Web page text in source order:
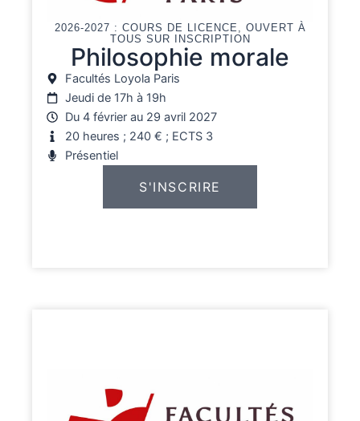
2026-2027 : COURS DE LICENCE, OUVERT À
TOUS SUR INSCRIPTION
Philosophie morale
Facultés Loyola Paris
Jeudi de 17h à 19h
Du 4 février au 29 avril 2027
20 heures ; 240 € ; ECTS 3
Présentiel
S'INSCRIRE